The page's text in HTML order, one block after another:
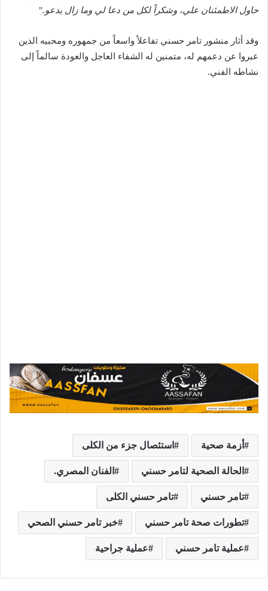
حاول الاطمئنان علي، وشكراً لكل من دعا لي وما زال يدعو.”
وقد أثار منشور تامر حسني تفاعلاً واسعاً من جمهوره ومحبيه الذين
عبروا عن دعمهم له، متمنين له الشفاء العاجل والعودة سالماً إلى
نشاطه الفني.
أزمة صحية استئصال جزء من الكلى
الحالة الصحية لتامر حسني الفنان المصري.
تامر حسني تامر حسني الكلى
تطورات صحة تامر حسني خبر تامر حسني الصحي
عملية تامر حسني عملية جراحية